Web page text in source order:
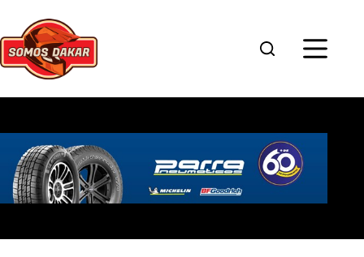
contenido